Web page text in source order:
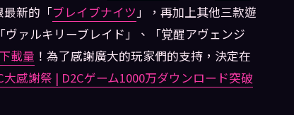
最新的「ブレイブナイツ」，再加上其他三款遊
ァルキリーブレイド」、「覚醒アヴェンジ
載量 ！為了感謝廣大的玩家們的支持，決定在
大感謝祭 | D2Cゲーム1000万ダウンロード突破